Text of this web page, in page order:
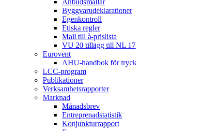
Anbudsmallar
Byggvarudeklarationer
Egenkontroll
Etiska regler
Mall till à-prislista
VU 20 tillägg till NL 17
Eurovent
AHU-handbok för tryck
LCC-program
Publikationer
Verksamhetsrapporter
Marknad
Månadsbrev
Entreprenadstatistik
Konjunkturrapport